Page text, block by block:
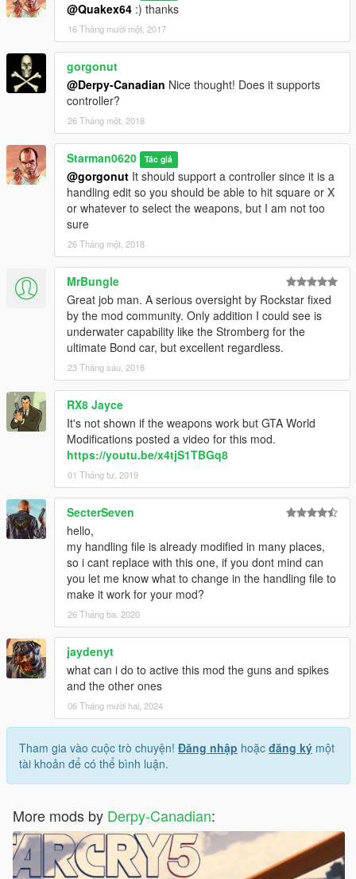
@Quakex64 :) thanks
16 Tháng mười một, 2017
gorgonut
@Derpy-Canadian Nice thought! Does it supports
controller?
26 Tháng một, 2018
Starman0620 Tác giả
@gorgonut It should support a controller since it is a
handling edit so you should be able to hit square or X
or whatever to select the weapons, but I am not too
sure
26 Tháng một, 2018
MrBungle
Great job man. A serious oversight by Rockstar fixed
by the mod community. Only addition I could see is
underwater capability like the Stromberg for the
ultimate Bond car, but excellent regardless.
23 Tháng sáu, 2018
RX8 Jayce
It's not shown if the weapons work but GTA World
Modifications posted a video for this mod.
https://youtu.be/x4tjS1TBGq8
01 Tháng tư, 2019
SecterSeven
hello,
my handling file is already modified in many places,
so i cant replace with this one, if you dont mind can
you let me know what to change in the handling file to
make it work for your mod?
26 Tháng ba, 2020
jaydenyt
what can i do to active this mod the guns and spikes
and the other ones
06 Tháng mười hai, 2024
Tham gia vào cuộc trò chuyện! Đăng nhập hoặc đăng ký một
tài khoản để có thể bình luận.
More mods by Derpy-Canadian: